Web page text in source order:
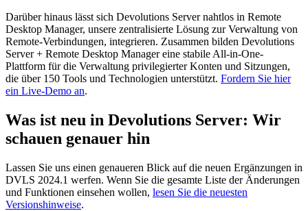
Darüber hinaus lässt sich Devolutions Server nahtlos in Remote
Desktop Manager, unsere zentralisierte Lösung zur Verwaltung von
Remote-Verbindungen, integrieren. Zusammen bilden Devolutions
Server + Remote Desktop Manager eine stabile All-in-One-
Plattform für die Verwaltung privilegierter Konten und Sitzungen,
die über 150 Tools und Technologien unterstützt. Fordern Sie hier
ein Live-Demo an.
Was ist neu in Devolutions Server: Wir
schauen genauer hin
Lassen Sie uns einen genaueren Blick auf die neuen Ergänzungen in
DVLS 2024.1 werfen. Wenn Sie die gesamte Liste der Änderungen
und Funktionen einsehen wollen, lesen Sie die neuesten
Versionshinweise.